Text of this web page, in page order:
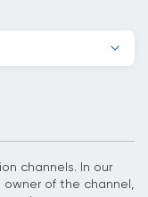
channels. In our
owner of the channel,